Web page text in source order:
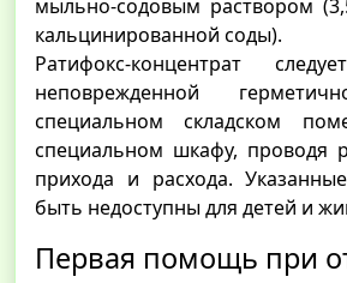
мыльно-содовым раствором
кальцинированной соды).
Ратифокс-концентрат
неповрежденной
специальном складском
специальном шкафу, проводя
прихода и расхода.
быть недоступны для детей и
Первая помощь при